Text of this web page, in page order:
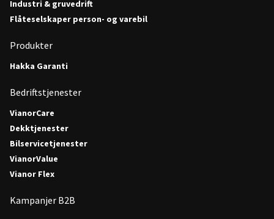
Industri & gruvedrift
Flåteselskaper person- og varebil
Produkter
Hakka Garanti
Bedriftstjenester
VianorCare
Dekktjenester
Bilservicetjenester
VianorValue
Vianor Flex
Kampanjer B2B